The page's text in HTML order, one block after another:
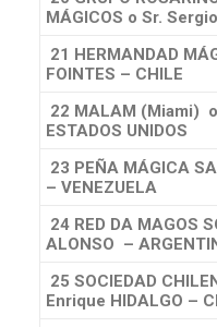
MÁGICOS o Sr.
21 HERMANDAD
FOINTES – CHILE
22 MALAM (Miami)
ESTADOS UNIDOS
23 PEÑA MÁGICA
– VENEZUELA
24 RED DA MAGOS
ALONSO –
25 SOCIEDAD
Enrique HIDALGO –